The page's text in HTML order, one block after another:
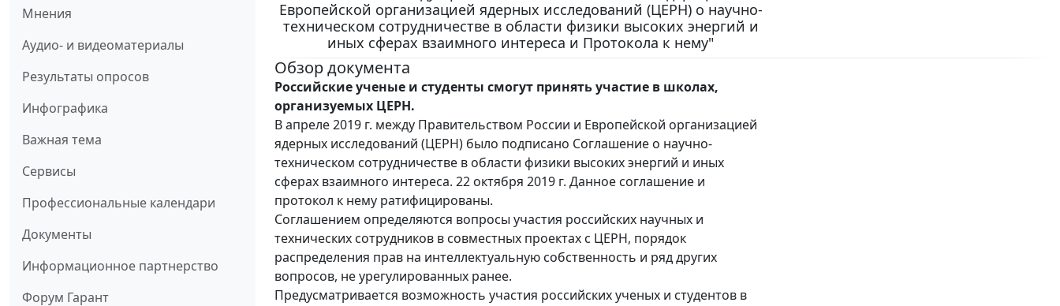
Мнения
Аудио- и видеоматериалы
Результаты опросов
Инфографика
Важная тема
Сервисы
Профессиональные календари
Документы
Информационное партнерство
Форум Гарант
Европейской организацией ядерных исследований (ЦЕРН) о научно-
техническом сотрудничестве в области физики высоких энергий и
иных сферах взаимного интереса и Протокола к нему"
Обзор документа
Российские ученые и студенты смогут принять участие в школах,
организуемых ЦЕРН.
В апреле 2019 г. между Правительством России и Европейской организацией
ядерных исследований (ЦЕРН) было подписано Соглашение о научно-
техническом сотрудничестве в области физики высоких энергий и иных
сферах взаимного интереса. 22 октября 2019 г. Данное соглашение и
протокол к нему ратифицированы.
Соглашением определяются вопросы участия российских научных и
технических сотрудников в совместных проектах с ЦЕРН, порядок
распределения прав на интеллектуальную собственность и ряд других
вопросов, не урегулированных ранее.
Предусматривается возможность участия российских ученых и студентов в